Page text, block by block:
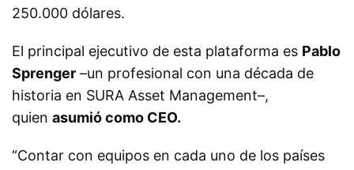
250.000 dólares.
El principal ejecutivo de esta plataforma es Pablo
Sprenger –un profesional con una década de
historia en SURA Asset Management–,
quien asumió como CEO.
“Contar con equipos en cada uno de los países